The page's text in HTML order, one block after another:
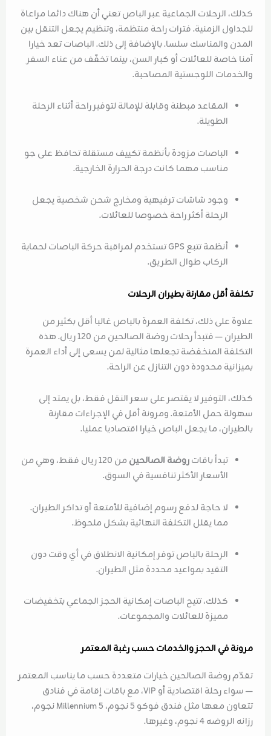
كذلك، الرحلات الجماعية عبر الباص تعني أن هناك دائما مراعاة
للجداول الزمنية. فترات راحة منتظمة، وتنظيم يجعل التنقل بين
المدن والمناسك سلسا. بالإضافة إلى ذلك. الباصات تعد خيارا
آمنا خاصة للعائلات أو كبار السن، بينما تخفّف من عناء السفر
والخدمات اللوجستية المصاحبة.
المقاعد مبطنة وقابلة للإمالة لتوفير راحة أثناء الرحلة
الطويلة.
الباصات مزودة بأنظمة تكييف مستقلة تحافظ على جو
مناسب مهما كانت درجة الحرارة الخارجية.
وجود شاشات ترفيهية ومخارج شحن شخصية يجعل
الرحلة أكثر راحة خصوصا للعائلات.
أنظمة تتبع GPS تستخدم لمراقبة حركة الباصات لحماية
الركاب طوال الطريق.
تكلفة أقل مقارنة بطيران الرحلات
علاوة على ذلك، تكلفة العمرة بالباص غالبا أقل بكثير من
الطيران — فتبدأ رحلات روضة الصالحين من 120 ريال. هذه
التكلفة المنخفضة تجعلها مثالية لمن يسعى إلى أداء العمرة
بميزانية محدودة دون التنازل عن الراحة.
كذلك، التوفير لا يقتصر على سعر النقل فقط، بل يمتد إلى
سهولة حمل الأمتعة. ومرونة أقل في الإجراءات مقارنة
بالطيران، ما يجعل الباص خيارا اقتصاديا عمليا.
تبدأ باقاتروضة الصالحين
من 120 ريال فقط، وهي من
الأسعار الأكثر تنافسية في السوق.
لا حاجة لدفع رسوم إضافية للأمتعة أو تذاكر الطيران.
مما يقلل التكلفة النهائية بشكل ملحوظ.
الرحلة بالباص توفر إمكانية الانطلاق في أي وقت دون
التقيد بمواعيد محددة مثل الطيران.
كذلك، تتيح الباصات إمكانية الحجز الجماعي بتخفيضات
مميزة للعائلات والمجموعات.
مرونة في الحجز والخدمات حسب رغبة المعتمر
تقدّم روضة الصالحين خيارات متعددة حسب ما يناسب المعتمر
— سواء رحلة اقتصادية أو VIP، مع باقات إقامة في فنادق
تتعاون معها مثل فندق فوكو 5 نجوم، Millennium 5 نجوم،
رزانه الروضه 4 نجوم، وغيرها.